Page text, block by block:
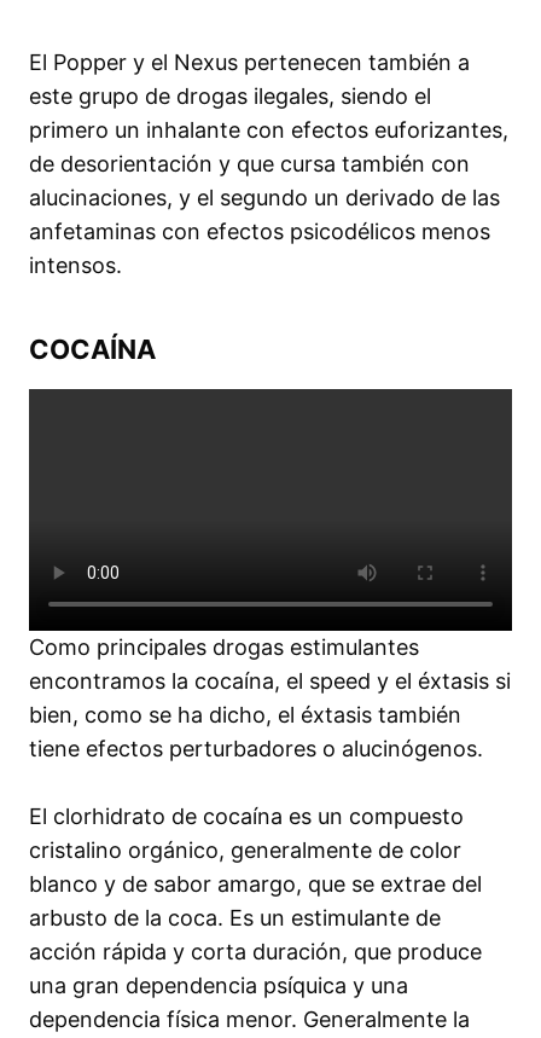
El Popper y el Nexus pertenecen también a
este grupo de drogas ilegales, siendo el
primero un inhalante con efectos euforizantes,
de desorientación y que cursa también con
alucinaciones, y el segundo un derivado de las
anfetaminas con efectos psicodélicos menos
intensos.
COCAÍNA
Como principales drogas estimulantes
encontramos la cocaína, el speed y el éxtasis si
bien, como se ha dicho, el éxtasis también
tiene efectos perturbadores o alucinógenos.
El clorhidrato de cocaína es un compuesto
cristalino orgánico, generalmente de color
blanco y de sabor amargo, que se extrae del
arbusto de la coca. Es un estimulante de
acción rápida y corta duración, que produce
una gran dependencia psíquica y una
dependencia física menor. Generalmente la